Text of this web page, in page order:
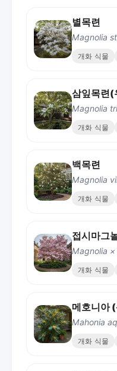
별목련
Magnolia
개화 식물
삼잎목련(
Magnolia
개화 식물
백목련
Magnolia
개화 식물
접시마그
Magnolia
개화 식물
메호니아
Mahonia
개화 식물